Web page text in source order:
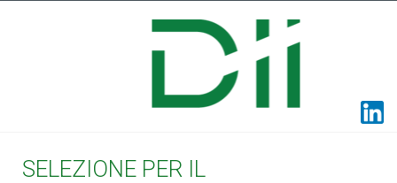
SELEZIONE PER IL